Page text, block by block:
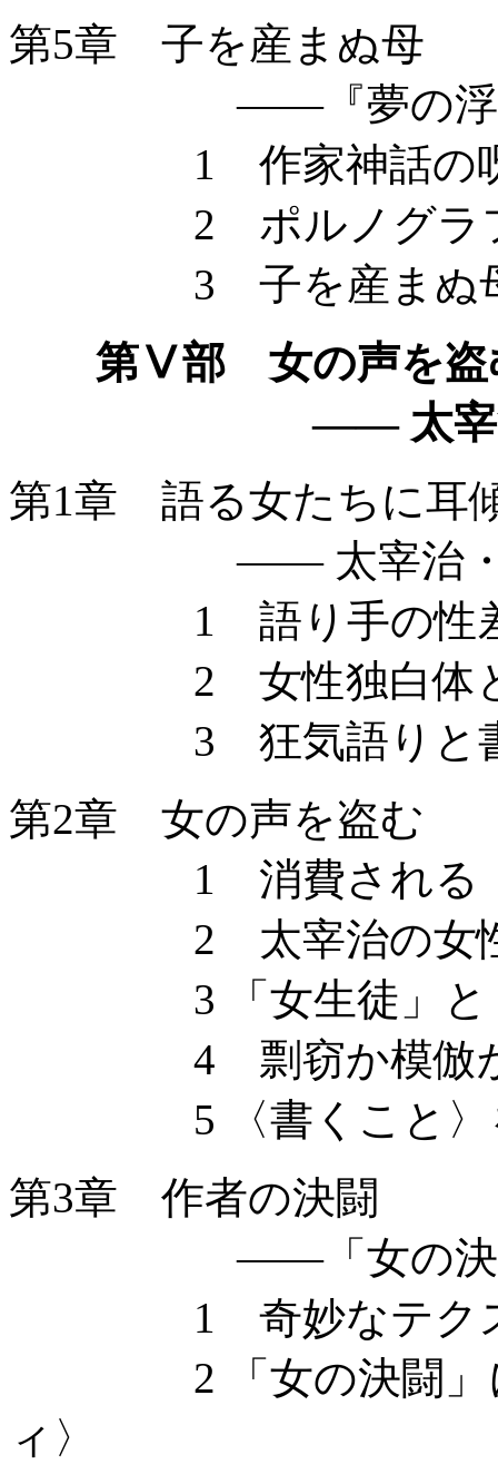
第5章 子を産まぬ母
——『夢の浮
1 作家神話の
2 ポルノグラフ
3 子を産まぬ
第Ⅴ部 女の声を盗
—— 太宰
第1章 語る女たちに耳
—— 太宰治・女性
1 語り手の性
2 女性独白体と
3 狂気語りと書
第2章 女の声を盗む
1 消費される〈
2 太宰治の女性
3 「女生徒」と『
4 剽窃か模倣
5 〈書くこと〉を
第3章 作者の決闘
——「女の決闘」
1 奇妙なテクス
2 「女の決闘」に
ィ〉